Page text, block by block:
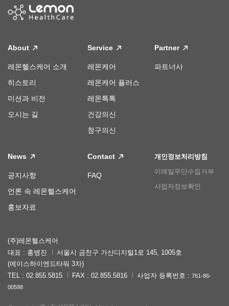
About
레몬헬스케어 소개
히스토리
미션과 비전
오시는 길
Service
레몬케어
레몬케어 플러스
레몬톡톡
건강의신
청구의신
Partner
파트너사
News
공지사항
언론 속 레몬헬스케어
홍보자료
Contact
FAQ
개인정보처리방침
이메일무단수집거부
사업자정보확인
(주)레몬헬스케어
대표 : 홍병진
서울시 금천구 가산디지털1로 145, 1005호
(에이스하이엔드타워 3차)
TEL : 02.855.5815
FAX : 02.855.5816 사업자 등록번호 : 761-86-
00598